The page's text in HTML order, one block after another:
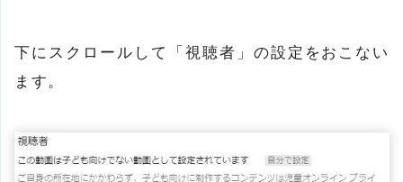
下にスクロールして「視聴者」の設定をおこない
ます。